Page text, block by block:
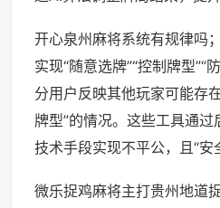
开心泉州麻将系统有规律吗
实现“随意选牌”“控制牌型”“
分用户反映其他玩家可能存
牌型”的情况。这些工具通
技术手段实现不平公，且“安
微乐捉鸡麻将主打贵州地道